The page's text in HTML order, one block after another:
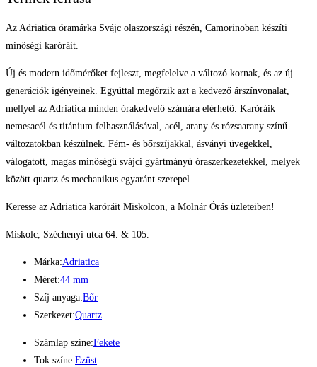
Az Adriatica óramárka Svájc olaszországi részén, Camorinoban készíti
minőségi karóráit.
Új és modern időmérőket fejleszt, megfelelve a változó kornak, és az új
generációk igényeinek. Egyúttal megőrzik azt a kedvező árszínvonalat,
mellyel az Adriatica minden órakedvelő számára elérhető. Karóráik
nemesacél és titánium felhasználásával, acél, arany és rózsaarany színű
változatokban készülnek. Fém- és bőrszíjakkal, ásványi üvegekkel,
válogatott, magas minőségű svájci gyártmányú óraszerkezetekkel, melyek
között quartz és mechanikus egyaránt szerepel.
Keresse az Adriatica karóráit Miskolcon, a Molnár Órás üzleteiben!
Miskolc, Széchenyi utca 64. & 105.
Márka:Adriatica
Méret:44 mm
Szíj anyaga:Bőr
Szerkezet:Quartz
Számlap színe:Fekete
Tok színe:Ezüst